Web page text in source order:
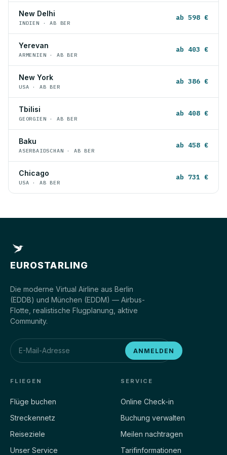
New Delhi
INDIEN · AB BER
ab 598 €
Yerevan
ARMENIEN · AB BER
ab 403 €
New York
USA · AB BER
ab 386 €
Tbilisi
GEORGIEN · AB BER
ab 408 €
Baku
ASERBAIDSCHAN · AB BER
ab 458 €
Chicago
USA · AB BER
ab 731 €
EUROSTARLING
Die moderne Virtual Airline aus Berlin
(EDDB) und München (EDDM) — Airbus-
Flotte, realistische Flugplanung, aktive
Community.
ANMELDEN
FLIEGEN
Flüge buchen
Streckennetz
Reiseziele
Unser Service
SERVICE
Online Check-in
Buchung verwalten
Meilen nachtragen
Tarifinformationen